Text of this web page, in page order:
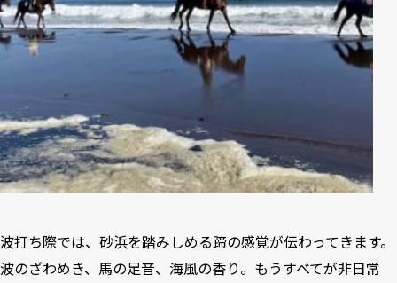
波打ち際では、砂浜を踏みしめる蹄の感覚が伝わってきます。
波のざわめき、馬の足音、海風の香り。もうすべてが非日常